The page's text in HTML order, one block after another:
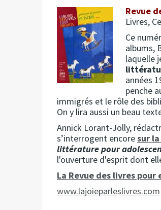
Revue
Livres,
Ce
albums,
laquelle
années
penche
immigrés et le rôle des
On y lira aussi un beau
Annick Lorant-Jolly,
s’interrogent encoresur
littérature pour
l'ouverture d'esprit dont
La Revue des livres pour
www.lajoieparleslivres.com